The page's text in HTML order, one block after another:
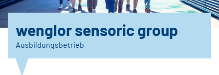
wenglor sensoric group
Ausbildungsbetrieb